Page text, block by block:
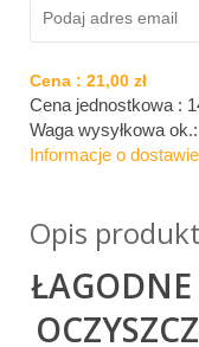
Cena : 21,00 zł
Cena jednostkowa :
Waga wysyłkowa ok.:
Informacje o
Opis